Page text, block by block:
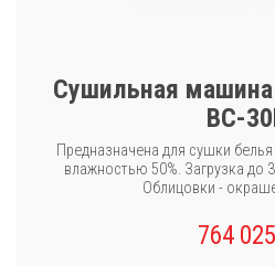
Сушильная машина
ВС-
Предназначена для сушки
влажностью 50%. Загрузка до
Облицовки -
764 025